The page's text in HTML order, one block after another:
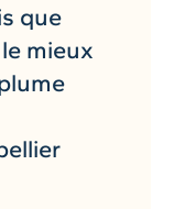
que
mieux